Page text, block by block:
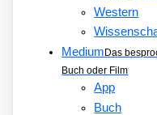
Western
Medium Das
Buch oder Film
App
Buch